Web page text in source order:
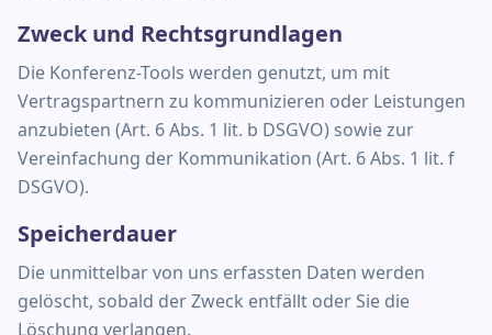
Zweck und Rechtsgrundlagen
Die Konferenz-Tools werden genutzt, um mit
Vertragspartnern zu kommunizieren oder Leistungen
anzubieten (Art. 6 Abs. 1 lit. b DSGVO) sowie zur
Vereinfachung der Kommunikation (Art. 6 Abs. 1 lit. f
DSGVO).
Speicherdauer
Die unmittelbar von uns erfassten Daten werden
gelöscht, sobald der Zweck entfällt oder Sie die
Löschung verlangen.